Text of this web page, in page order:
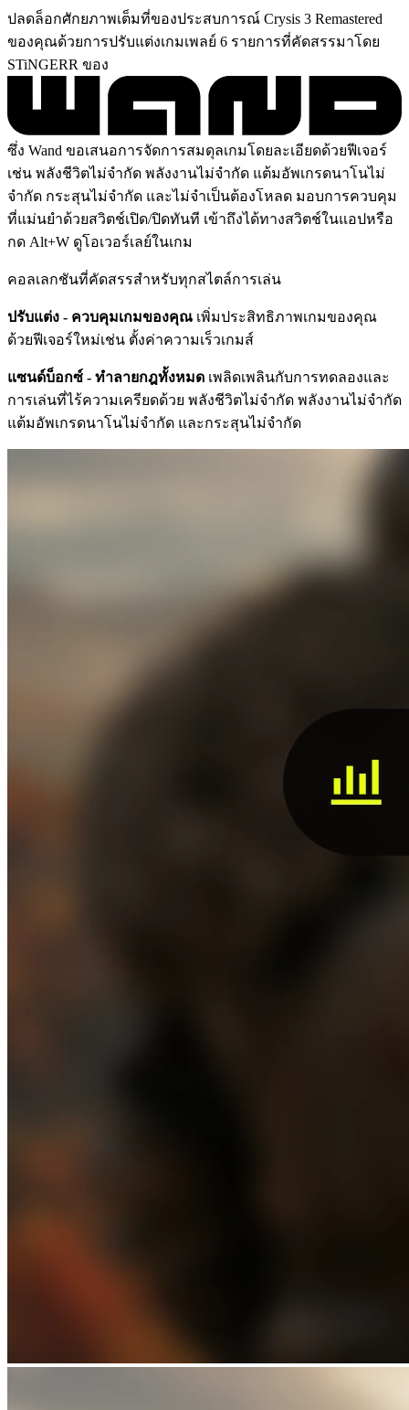
ปลดล็อกศักยภาพเต็มที่ของประสบการณ์ Crysis 3 Remastered
ของคุณด้วยการปรับแต่งเกมเพลย์ 6 รายการที่คัดสรรมาโดย
STiNGERR ของ
ซึ่ง Wand ขอเสนอการจัดการสมดุลเกมโดยละเอียดด้วยฟีเจอร์
เช่น พลังชีวิตไม่จำกัด พลังงานไม่จำกัด แต้มอัพเกรดนาโนไม่
จำกัด กระสุนไม่จำกัด และไม่จำเป็นต้องโหลด มอบการควบคุม
ที่แม่นยำด้วยสวิตช์เปิด/ปิดทันที เข้าถึงได้ทางสวิตช์ในแอปหรือ
กด Alt+W ดูโอเวอร์เลย์ในเกม
คอลเลกชันที่คัดสรรสำหรับทุกสไตล์การเล่น
ปรับแต่ง - ควบคุมเกมของคุณ เพิ่มประสิทธิภาพเกมของคุณ
ด้วยฟีเจอร์ใหม่เช่น ตั้งค่าความเร็วเกมส์
แซนด์บ็อกซ์ - ทำลายกฎทั้งหมด เพลิดเพลินกับการทดลองและ
การเล่นที่ไร้ความเครียดด้วย พลังชีวิตไม่จำกัด พลังงานไม่จำกัด
แต้มอัพเกรดนาโนไม่จำกัด และกระสุนไม่จำกัด